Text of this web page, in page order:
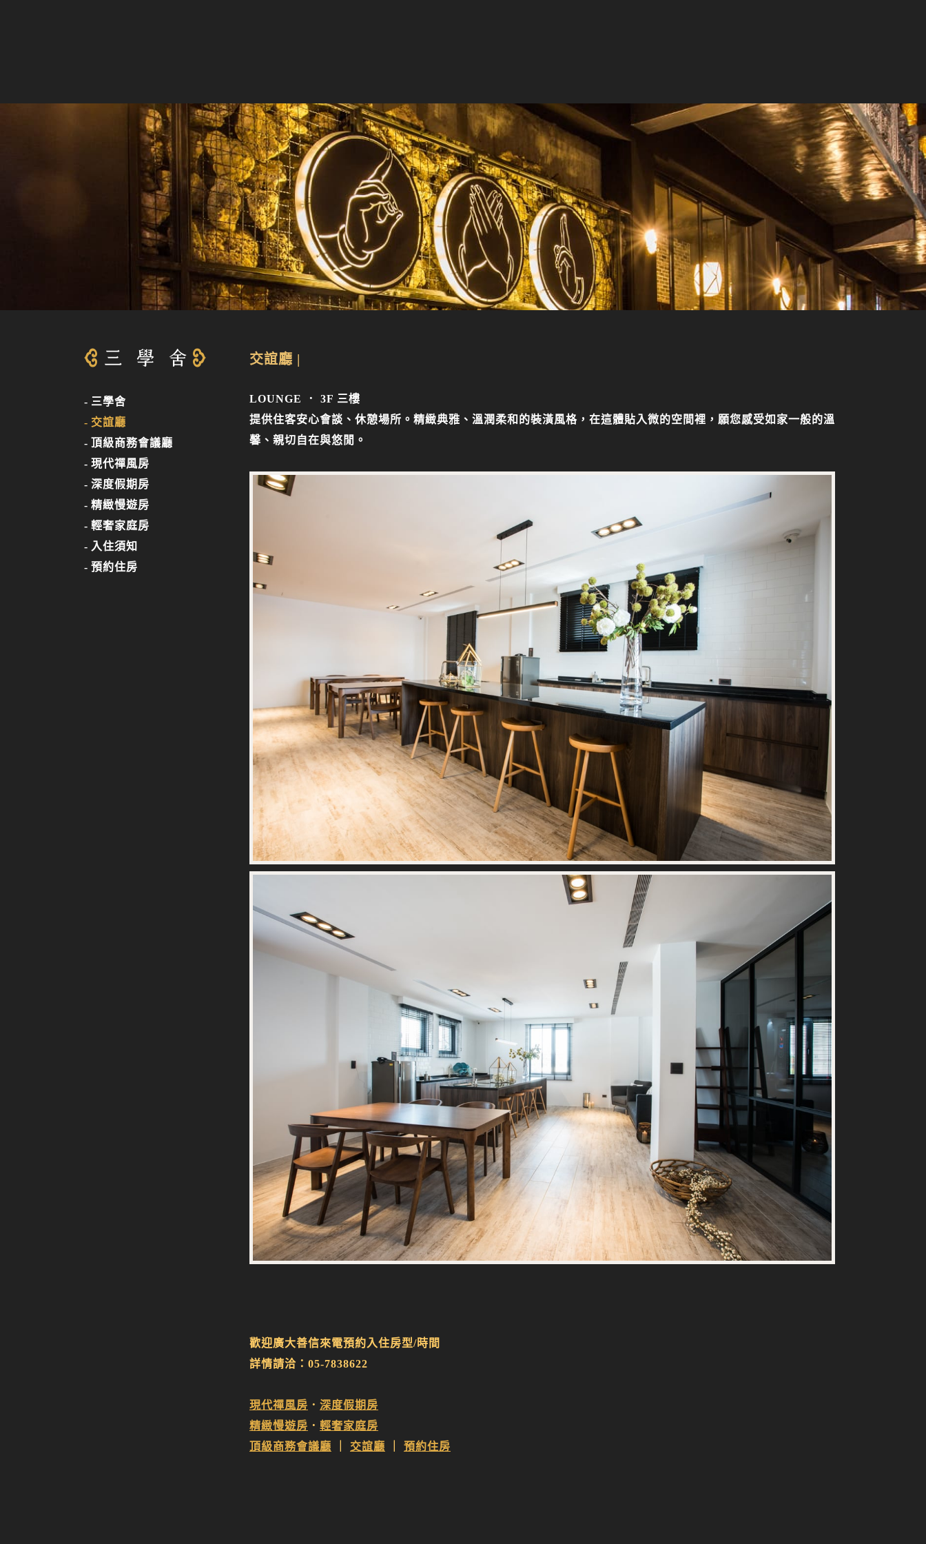
三學舍
交誼廳
頂級商務會議廳
現代禪風房
深度假期房
精緻慢遊房
輕奢家庭房
入住須知
預約住房
交誼廳 |
LOUNGE ． 3F 三樓
提供住客安心會談、休憩場所。精緻典雅、溫潤柔和的裝潢風格，在這體貼入微的空間裡，願您感受如家一般的溫
馨、親切自在與悠閒。
歡迎廣大善信來電預約入住房型/時間
詳情請洽：05-7838622
現代禪風房 ． 深度假期房
精緻慢遊房 ． 輕奢家庭房
頂級商務會議廳
交誼廳 預約住房